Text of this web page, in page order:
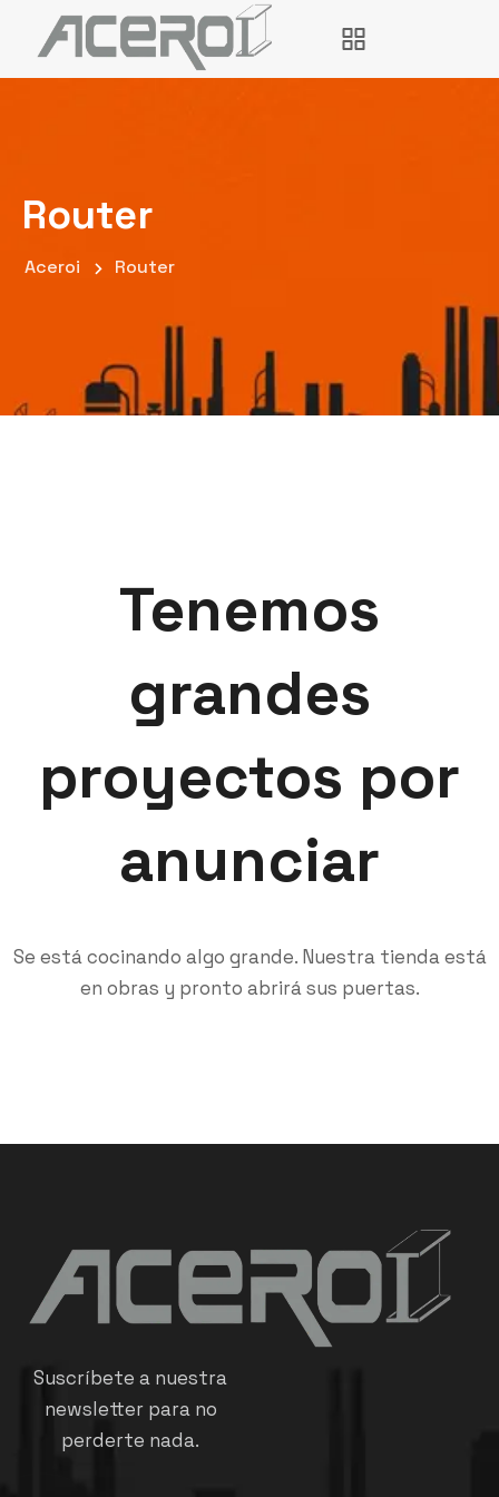
Router
Aceroi Router
Tenemos
grandes
proyectos por
anunciar
Se está cocinando algo grande. Nuestra tienda está
en obras y pronto abrirá sus puertas.
Suscríbete a nuestra
newsletter para no
perderte nada.